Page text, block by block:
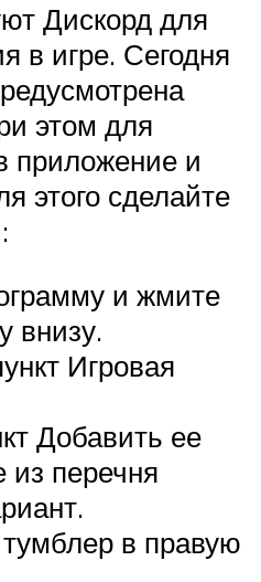
Дискорд для
в игре. Сегодня
этом для
приложение и
этого сделайте
и жмите
внизу.
Игровая
Добавить ее
перечня
в правую